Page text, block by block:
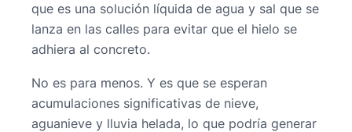
que es una solución líquida de agua y sal que se
lanza en las calles para evitar que el hielo se
adhiera al concreto.
No es para menos. Y es que se esperan
acumulaciones significativas de nieve,
aguanieve y lluvia helada, lo que podría generar